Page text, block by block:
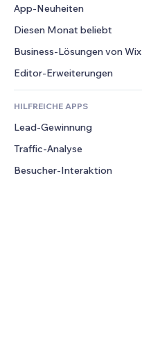
Lagerlösungen
Speisen & Getränke
PDF
Dateifreigabe
News
Bildeffekte
Buttons & Menüs
Banner & Abzeichen
Taschenrechner
Suche
Wetter
Diagramme & Tabellen
Chat
Kommentare
Telefon
Community
Bewertungen und Feedback
CRM
App-Neuheiten
Diesen Monat beliebt
Business-Lösungen von Wix
Editor-Erweiterungen
HILFREICHE APPS
Lead-Gewinnung
Traffic-Analyse
Besucher-Interaktion